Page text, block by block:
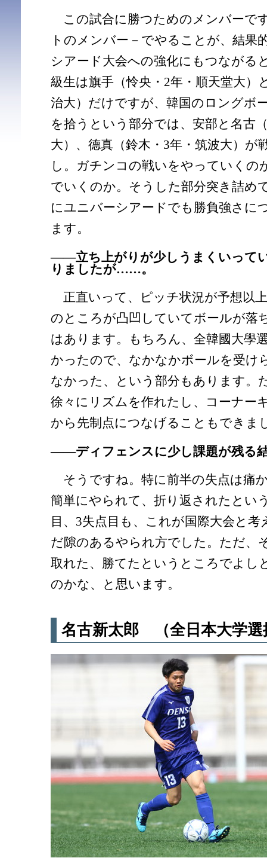
この試合に勝つためのメンバーで
トのメンバー－でやることが、結果
シアード大会への強化にもつながる
級生は旗手（怜央・2年・順天堂大）
治大）だけですが、韓国のロングボ
を拾うという部分では、安部と名古
大）、德真（鈴木・3年・筑波大）が
し。ガチンコの戦いをやっていくの
でいくのか。そうした部分突き詰め
にユニバーシアードでも勝負強さに
ます。
――立ち上がりが少しうまくいって
りましたが……。
正直いって、ピッチ状況が予想以
のところが凸凹していてボールが落
はあります。もちろん、全韓國大學
かったので、なかなかボールを受け
なかった、という部分もあります。
徐々にリズムを作れたし、コーナー
から先制点につなげることもできま
――ディフェンスに少し課題が残る
そうですね。特に前半の失点は痛
簡単にやられて、折り返されたと
目、3失点目も、これが国際大会と
だ隙のあるやられ方でした。ただ、
取れた、勝てたというところでよし
のかな、と思います。
名古新太郎 （全日本大学